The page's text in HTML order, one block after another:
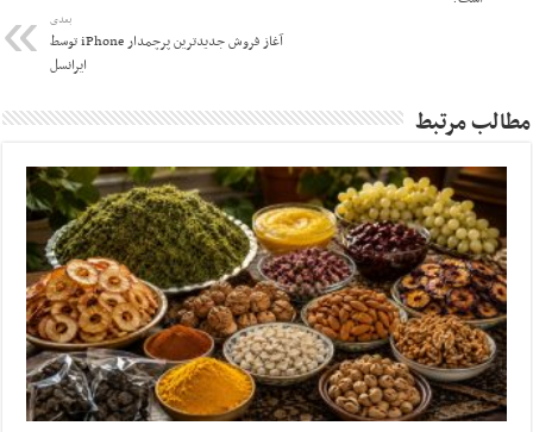
بعدی
آغاز فروش جدیدترین پرچمدار iPhone توسط
ایرانسل
مطالب مرتبط